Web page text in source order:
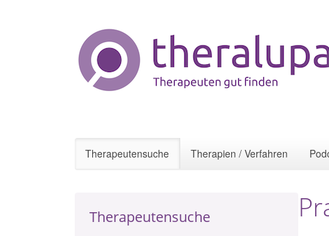
Therapeutensuche Therapien / Verfahren
Therapeutensuche